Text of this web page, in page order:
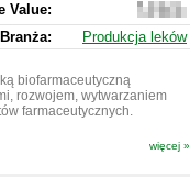
Value:
147
821
Branża:
Produkcja leków
biofarmaceutyczną
rozwojem, wytwarzaniem
farmaceutycznych.
więcej »